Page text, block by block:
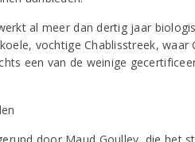
al meer dan dertig jaar
vochtige Chablisstreek, waar
een van de weinige